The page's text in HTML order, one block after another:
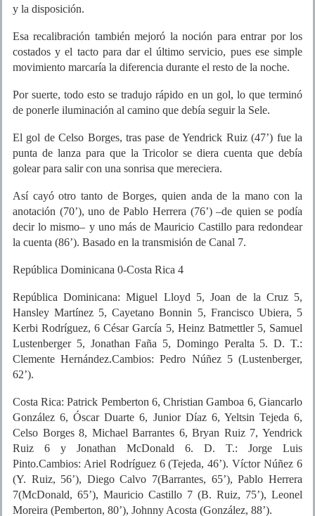
y la disposición.
Esa recalibración también mejoró la noción para entrar por los
costados y el tacto para dar el último servicio, pues ese simple
movimiento marcaría la diferencia durante el resto de la noche.
Por suerte, todo esto se tradujo rápido en un gol, lo que terminó
de ponerle iluminación al camino que debía seguir la Sele.
El gol de Celso Borges, tras pase de Yendrick Ruiz (47’) fue la
punta de lanza para que la Tricolor se diera cuenta que debía
golear para salir con una sonrisa que mereciera.
Así cayó otro tanto de Borges, quien anda de la mano con la
anotación (70’), uno de Pablo Herrera (76’) –de quien se podía
decir lo mismo– y uno más de Mauricio Castillo para redondear
la cuenta (86’). Basado en la transmisión de Canal 7.
República Dominicana 0-Costa Rica 4
República Dominicana: Miguel Lloyd 5, Joan de la Cruz 5,
Hansley Martínez 5, Cayetano Bonnin 5, Francisco Ubiera, 5
Kerbi Rodríguez, 6 César García 5, Heinz Batmettler 5, Samuel
Lustenberger 5, Jonathan Faña 5, Domingo Peralta 5. D. T.:
Clemente Hernández.Cambios: Pedro Núñez 5 (Lustenberger,
62’).
Costa Rica: Patrick Pemberton 6, Christian Gamboa 6, Giancarlo
González 6, Óscar Duarte 6, Junior Díaz 6, Yeltsin Tejeda 6,
Celso Borges 8, Michael Barrantes 6, Bryan Ruiz 7, Yendrick
Ruiz 6 y Jonathan McDonald 6. D. T.: Jorge Luis
Pinto.Cambios: Ariel Rodríguez 6 (Tejeda, 46’). Víctor Núñez 6
(Y. Ruiz, 56’), Diego Calvo 7(Barrantes, 65’), Pablo Herrera
7(McDonald, 65’), Mauricio Castillo 7 (B. Ruiz, 75’), Leonel
Moreira (Pemberton, 80’), Johnny Acosta (González, 88’).